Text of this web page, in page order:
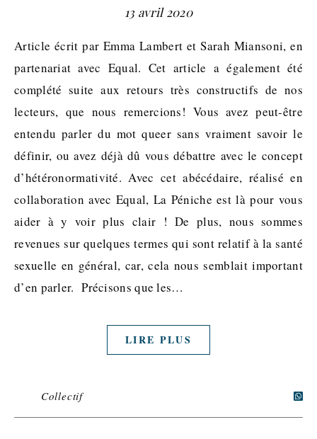
13 avril 2020
Article écrit par Emma Lambert et Sarah Miansoni, en
partenariat avec Equal. Cet article a également été
complété suite aux retours très constructifs de nos
lecteurs, que nous remercions! Vous avez peut-être
entendu parler du mot queer sans vraiment savoir le
définir, ou avez déjà dû vous débattre avec le concept
d’hétéronormativité. Avec cet abécédaire, réalisé en
collaboration avec Equal, La Péniche est là pour vous
aider à y voir plus clair ! De plus, nous sommes
revenues sur quelques termes qui sont relatif à la santé
sexuelle en général, car, cela nous semblait important
d’en parler. Précisons que les…
LIRE PLUS
Collectif